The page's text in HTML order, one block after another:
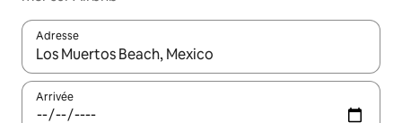
Adresse
Lorsque les résultats s'affichent, utilisez les flèches vers le
Arrivée